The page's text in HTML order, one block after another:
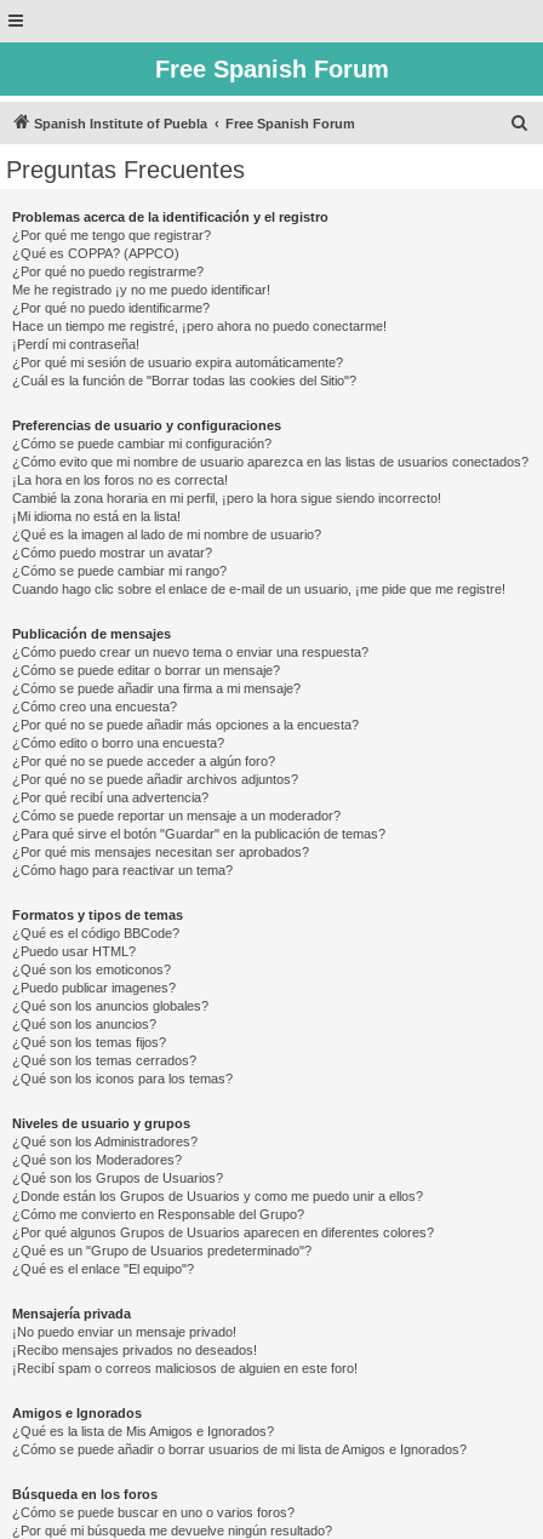
Free Spanish Forum
Spanish Institute of Puebla Free Spanish Forum
Preguntas Frecuentes
Problemas acerca de la identificación y el registro
¿Por qué me tengo que registrar?
¿Qué es COPPA? (APPCO)
¿Por qué no puedo registrarme?
Me he registrado ¡y no me puedo identificar!
¿Por qué no puedo identificarme?
Hace un tiempo me registré, ¡pero ahora no puedo conectarme!
¡Perdí mi contraseña!
¿Por qué mi sesión de usuario expira automáticamente?
¿Cuál es la función de "Borrar todas las cookies del Sitio"?
Preferencias de usuario y configuraciones
¿Cómo se puede cambiar mi configuración?
¿Cómo evito que mi nombre de usuario aparezca en las listas de usuarios conectados?
¡La hora en los foros no es correcta!
Cambié la zona horaria en mi perfil, ¡pero la hora sigue siendo incorrecto!
¡Mi idioma no está en la lista!
¿Qué es la imagen al lado de mi nombre de usuario?
¿Cómo puedo mostrar un avatar?
¿Cómo se puede cambiar mi rango?
Cuando hago clic sobre el enlace de e-mail de un usuario, ¡me pide que me registre!
Publicación de mensajes
¿Cómo puedo crear un nuevo tema o enviar una respuesta?
¿Cómo se puede editar o borrar un mensaje?
¿Cómo se puede añadir una firma a mi mensaje?
¿Cómo creo una encuesta?
¿Por qué no se puede añadir más opciones a la encuesta?
¿Cómo edito o borro una encuesta?
¿Por qué no se puede acceder a algún foro?
¿Por qué no se puede añadir archivos adjuntos?
¿Por qué recibí una advertencia?
¿Cómo se puede reportar un mensaje a un moderador?
¿Para qué sirve el botón "Guardar" en la publicación de temas?
¿Por qué mis mensajes necesitan ser aprobados?
¿Cómo hago para reactivar un tema?
Formatos y tipos de temas
¿Qué es el código BBCode?
¿Puedo usar HTML?
¿Qué son los emoticonos?
¿Puedo publicar imagenes?
¿Qué son los anuncios globales?
¿Qué son los anuncios?
¿Qué son los temas fijos?
¿Qué son los temas cerrados?
¿Qué son los iconos para los temas?
Niveles de usuario y grupos
¿Qué son los Administradores?
¿Qué son los Moderadores?
¿Qué son los Grupos de Usuarios?
¿Donde están los Grupos de Usuarios y como me puedo unir a ellos?
¿Cómo me convierto en Responsable del Grupo?
¿Por qué algunos Grupos de Usuarios aparecen en diferentes colores?
¿Qué es un "Grupo de Usuarios predeterminado"?
¿Qué es el enlace "El equipo"?
Mensajería privada
¡No puedo enviar un mensaje privado!
¡Recibo mensajes privados no deseados!
¡Recibí spam o correos maliciosos de alguien en este foro!
Amigos e Ignorados
¿Qué es la lista de Mis Amigos e Ignorados?
¿Cómo se puede añadir o borrar usuarios de mi lista de Amigos e Ignorados?
Búsqueda en los foros
¿Cómo se puede buscar en uno o varios foros?
¿Por qué mi búsqueda me devuelve ningún resultado?